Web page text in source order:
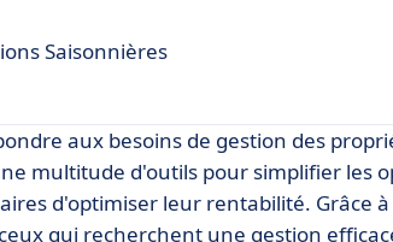
Saisonnières
aux besoins de gestion des
multitude d'outils pour simplifier les
d'optimiser leur rentabilité. Grâce à
qui recherchent une gestion